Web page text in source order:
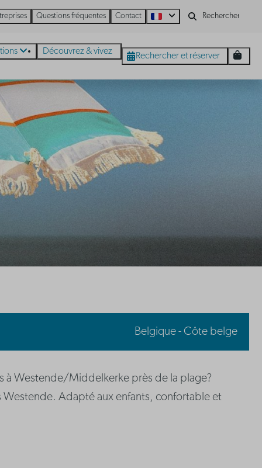
Questions fréquentes Contact
Découvrez & vivez Rechercher et réserver
Belgique - Côte belge
à Westende/Middelkerke près de la plage?
Westende. Adapté aux enfants, confortable et